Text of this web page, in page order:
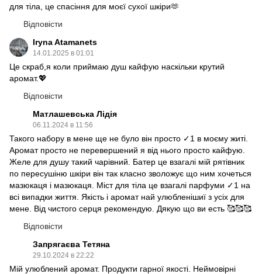
для тіла, це спасіння для моєї сухої шкіри🫶
Відповісти
Iryna Atamanets
14.01.2025 в 01:01
Це скраб,я коли приймаю душ кайфую наскільки крутий
аромат.💖
Відповісти
Матлашевська Лідія
06.11.2024 в 11:56
Такого набору в мене ще не було він просто ✓1 в моєму житі.
Аромат просто не перевершений я від нього просто кайфую.
Желе для душу такий чарівний. Батер це взагалі мій рятівник
по пересушіню шкіри він так класно зволожує що ним хочеться
мазюкаця і мазюкаця. Міст для тіла це взагалі парфуми ✓1 на
всі випадки життя. Якість і аромат най улюбленішиї з усіх для
мене. Від чистого серця рекомендую. Дякую що ви есть 🥰🥰🥰
Відповісти
Запрягаєва Тетяна
29.10.2024 в 22:22
Мій улюблений аромат. Продукти гарної якості. Неймовірні